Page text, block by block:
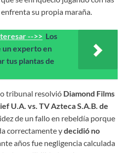
su propia maraña.
-->> Los
un experto en
tus plantas de
tribunal resolvió Diamond Films
U.A. vs. TV Azteca S.A.B. de
de un fallo en rebeldía porque
correctamente ydecidió no
años fue negligencia calculada